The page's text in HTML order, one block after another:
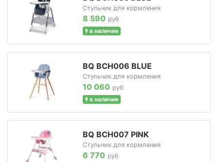
Стульчик для кормления
8 590 руб
в наличии
BQ BCH006 BLUE
Стульчик для кормления
10 060 руб
в наличии
BQ BCH007 PINK
Стульчик для кормления
6 770 руб